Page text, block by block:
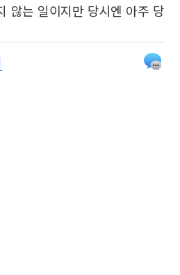
않는 일이지만 당시엔 아주 당